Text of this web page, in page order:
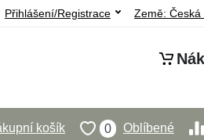
Země: Česká
Přihlášení/Registrace
0 Oblíbené
košík